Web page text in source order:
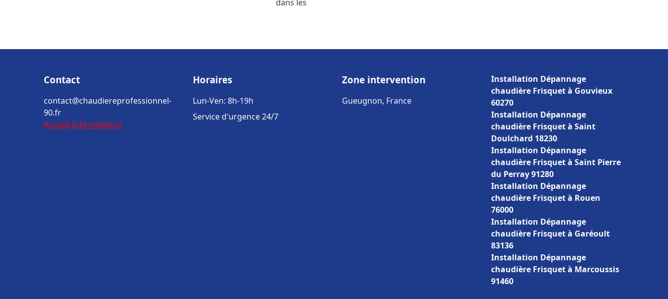
dans les
Contact
contact@chaudiereprofessionnel-
90.fr
Accueil Informations
Horaires
Lun-Ven: 8h-19h
Service d'urgence 24/7
Zone intervention
Gueugnon, France
Installation Dépannage
chaudière Frisquet à Gouvieux
60270
Installation Dépannage
chaudière Frisquet à Saint
Doulchard 18230
Installation Dépannage
chaudière Frisquet à Saint Pierre
du Perray 91280
Installation Dépannage
chaudière Frisquet à Rouen
76000
Installation Dépannage
chaudière Frisquet à Garéoult
83136
Installation Dépannage
chaudière Frisquet à Marcoussis
91460